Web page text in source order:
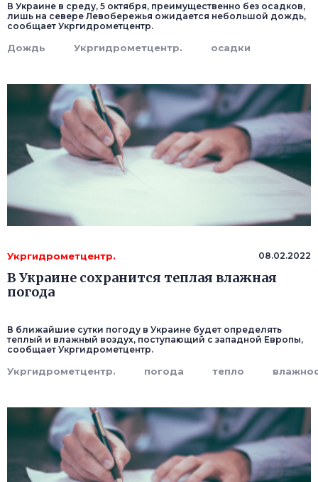
В Украине в среду, 5 октября, преимущественно без осадков,
лишь на севере Левобережья ожидается небольшой дождь,
сообщает Укргидрометцентр.
Дождь Укргидрометцентр. осадки
Укргидрометцентр. 08.02.2022
В Украине сохранится теплая влажная
погода
В ближайшие сутки погоду в Украине будет определять
теплый и влажный воздух, поступающий с западной Европы,
сообщает Укргидрометцентр.
Укргидрометцентр. погода тепло